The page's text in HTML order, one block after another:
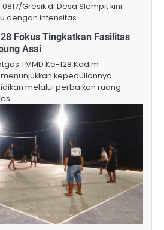
Gresik di Desa Slempit kini
dengan intensitas…
Fokus Tingkatkan Fasilitas
Asai
TMMD Ke-128 Kodim
kepeduliannya
melalui perbaikan ruang